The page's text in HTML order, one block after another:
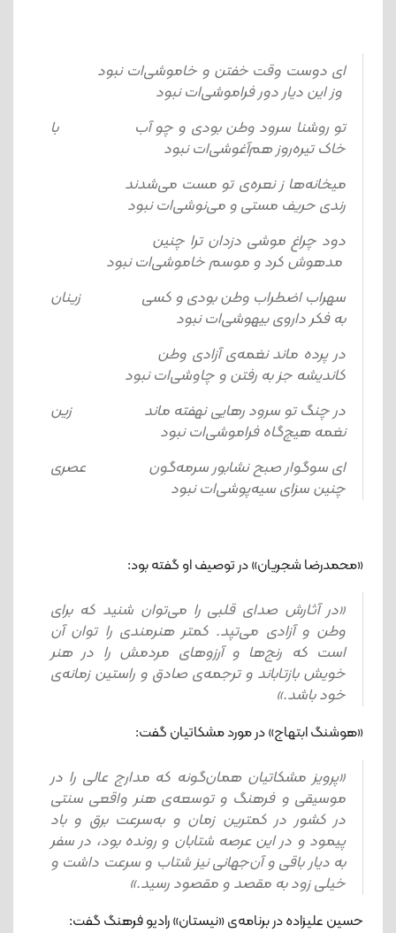
ای دوست وقت خفتن و خاموشی‌ات نبود
وز این دیار دور فراموشی‌ات نبود
تو روشنا سرود وطن بودی و چو آب با
خاک تیره‌روز هم‌آغوشی‌ات نبود
میخانه‌ها ز نعره‌ی تو مست می‌شدند
رندی حریف مستی و می‌نوشی‌ات نبود
دود چراغ موشی دزدان ترا چنین
مدهوش کرد و موسم خاموشی‌ات نبود
سهراب اضطراب وطن بودی و کسی زینان
به فکر داروی بیهوشی‌ات نبود
در پرده ماند نغمه‌ی آزادی وطن
کاندیشه جز به رفتن و چاوشی‌ات نبود
در چنگ تو سرود رهایی نهفته ماند زین
نغمه هیچ‌گاه فراموشی‌ات نبود
ای سوگوار صبح نشابور سرمه‌گون عصری
چنین سزای سیه‌پوشی‌ات نبود
«محمدرضا شجریان» در توصیف او گفته بود:
«در آثارش صدای قلبی را می‌توان شنید که برای
وطن و آزادی می‌تپد. کمتر هنرمندی را توان آن
است که رنج‌ها و آرزوهای مردمش را در هنر
خویش بازتاباند و ترجمه‌ی صادق و راستین زمانه‌ی
خود باشد.»
«هوشنگ ابتهاج» در مورد مشکاتیان گفت:
«پرویز مشکاتیان همان‌گونه که مدارج عالی را در
موسیقی و فرهنگ و توسعه‌ی هنر واقعی سنتی
در کشور در کمترین زمان و به‌سرعت برق و باد
پیمود و در این عرصه شتابان و رونده بود، در سفر
به دیار باقی و آن‌جهانی نیز شتاب و سرعت داشت و
خیلی زود به مقصد و مقصود رسید.»
حسین علیزاده در برنامه‌ی «نیستان» رادیو فرهنگ گفت: